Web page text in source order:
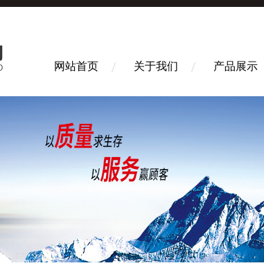
网站首页 关于我们 产品展示